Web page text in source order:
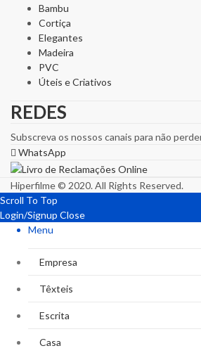
Bambu
Cortiça
Elegantes
Madeira
PVC
Úteis e Criativos
REDES
Subscreva os nossos canais para não
WhatsApp
Hiperfilme © 2020. All Rights Reserved.
Scroll To Top
Login/Signup Close
Menu
Empresa
Têxteis
Escrita
Casa